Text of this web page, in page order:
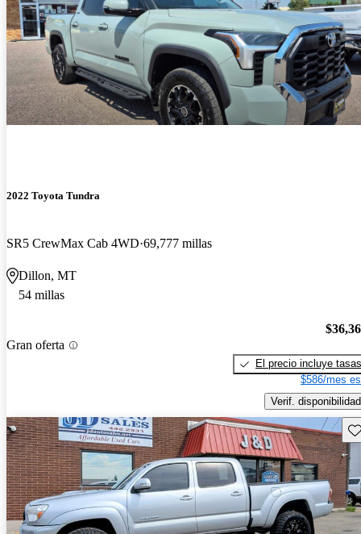
2022 Toyota Tundra
SR5 CrewMax Cab 4WD 69,777 millas
Dillon, MT
54 millas
Gran oferta
El precio incluye tasas
$586/mes
Verif. disponibilidad